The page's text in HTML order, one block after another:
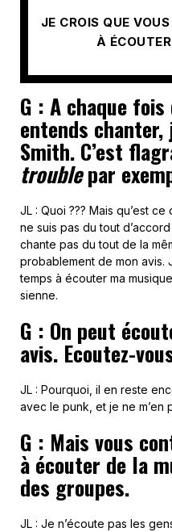
JE CROIS QUE
À
G : A chaque
entends chanter,
Smith. C’est
troublepar
JL : Quoi ??? Mais qu’est
ne suis pas du tout
chante pas du tout de la
probablement de mon
temps à écouter ma
sienne.
G : On peut
avis. Ecoutez-
JL : Pourquoi, il en reste
avec le punk, et je ne m’en
G : Mais vous
à écouter de la
des groupes.
JL : Je n’écoute pas les